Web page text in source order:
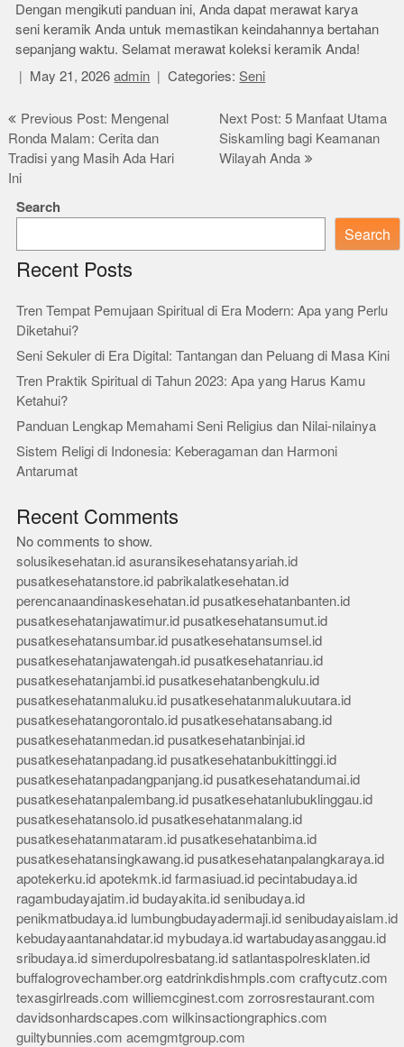
Dengan mengikuti panduan ini, Anda dapat merawat karya
seni keramik Anda untuk memastikan keindahannya bertahan
sepanjang waktu. Selamat merawat koleksi keramik Anda!
May 21, 2026 admin Categories:Seni
Post
navigation
Previous Post: Mengenal
Ronda Malam: Cerita dan
Tradisi yang Masih Ada Hari
Ini
Next Post: 5 Manfaat Utama
Siskamling bagi Keamanan
Wilayah Anda
Search
Search
Recent Posts
Tren Tempat Pemujaan Spiritual di Era Modern: Apa yang Perlu
Diketahui?
Seni Sekuler di Era Digital: Tantangan dan Peluang di Masa Kini
Tren Praktik Spiritual di Tahun 2023: Apa yang Harus Kamu
Ketahui?
Panduan Lengkap Memahami Seni Religius dan Nilai-nilainya
Sistem Religi di Indonesia: Keberagaman dan Harmoni
Antarumat
Recent Comments
No comments to show.
solusikesehatan.id asuransikesehatansyariah.id
pusatkesehatanstore.id pabrikalatkesehatan.id
perencanaandinaskesehatan.id pusatkesehatanbanten.id
pusatkesehatanjawatimur.id pusatkesehatansumut.id
pusatkesehatansumbar.id pusatkesehatansumsel.id
pusatkesehatanjawatengah.id pusatkesehatanriau.id
pusatkesehatanjambi.id pusatkesehatanbengkulu.id
pusatkesehatanmaluku.id pusatkesehatanmalukuutara.id
pusatkesehatangorontalo.id pusatkesehatansabang.id
pusatkesehatanmedan.id pusatkesehatanbinjai.id
pusatkesehatanpadang.id pusatkesehatanbukittinggi.id
pusatkesehatanpadangpanjang.id pusatkesehatandumai.id
pusatkesehatanpalembang.id pusatkesehatanlubuklinggau.id
pusatkesehatansolo.id pusatkesehatanmalang.id
pusatkesehatanmataram.id pusatkesehatanbima.id
pusatkesehatansingkawang.id pusatkesehatanpalangkaraya.id
apotekerku.id apotekmk.id farmasiuad.id pecintabudaya.id
ragambudayajatim.id budayakita.id senibudaya.id
penikmatbudaya.id lumbungbudayadermaji.id senibudayaislam.id
kebudayaantanahdatar.id mybudaya.id wartabudayasanggau.id
sribudaya.id simerdupolresbatang.id satlantaspolresklaten.id
buffalogrovechamber.org eatdrinkdishmpls.com craftycutz.com
texasgirlreads.com williemcginest.com zorrosrestaurant.com
davidsonhardscapes.com wilkinsactiongraphics.com
guiltybunnies.com acemgmtgroup.com